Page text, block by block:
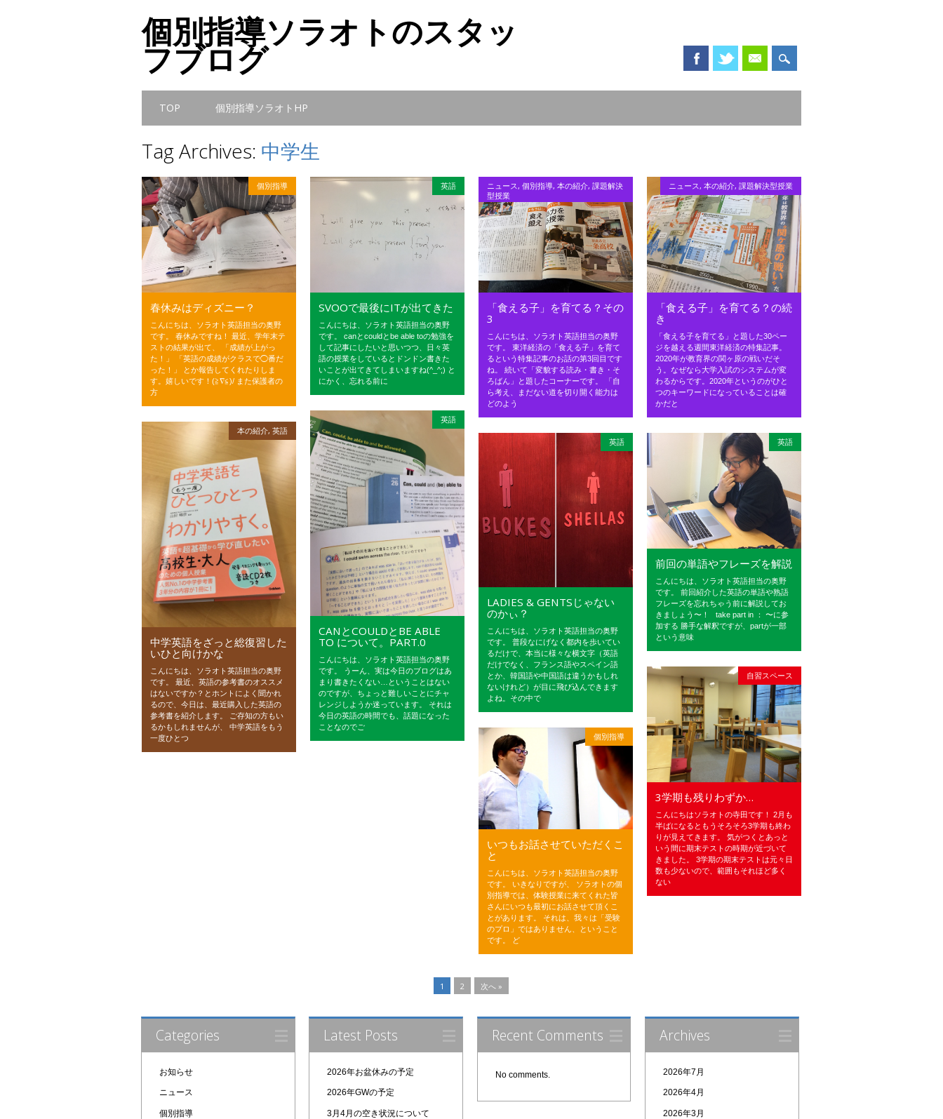
個別指導ソラオトのスタッ
フブログ
Main menu
TOP 個別指導ソラオトHP
Tag Archives: 中学生
個別指導
春休みはディズニー？
こんにちは、ソラオト英語担当の奥野
です。 春休みですね！ 最近、学年末テ
ストの結果が出て、 「成績が上がっ
た！」 「英語の成績がクラスで◯番だ
った！」 とか報告してくれたりしま
す。嬉しいです！(≧∇≦)/ また保護者の
方
英語
SVOOで最後にITが出てきた
こんにちは、ソラオト英語担当の奥野
です。 canとcouldとbe able toの勉強を
して記事にしたいと思いつつ、日々英
語の授業をしているとドンドン書きた
いことが出てきてしまいますね(^_^;) と
にかく、忘れる前に
ニュース,個別指導,本の紹介,課題解決
型授業
「食える子」を育てる？その
3
こんにちは、ソラオト英語担当の奥野
です。 東洋経済の「食える子」を育て
るという特集記事のお話の第3回目です
ね。 続いて「変貌する読み・書き・そ
ろばん」と題したコーナーです。 「自
ら考え、まだない道を切り開く能力は
どのよう
ニュース,本の紹介,課題解決型授業
「食える子」を育てる？の続
き
「食える子を育てる」と題した30ペー
ジを越える週間東洋経済の特集記事。
2020年が教育界の関ヶ原の戦いだそ
う。なぜなら大学入試のシステムが変
わるからです。2020年というのがひと
つのキーワードになっていることは確
かだと
英語
CANとCOULDとBE ABLE
TO について。PART.0
こんにちは、ソラオト英語担当の奥野
です。 うーん、実は今日のブログはあ
まり書きたくない…ということはない
のですが、ちょっと難しいことにチャ
レンジしようか迷っています。 それは
今日の英語の時間でも、話題になった
ことなのでご
本の紹介,英語
中学英語をざっと総復習した
いひと向けかな
こんにちは、ソラオト英語担当の奥野
です。 最近、英語の参考書のオススメ
はないですか？とホントによく聞かれ
るので、今日は、最近購入した英語の
参考書を紹介します。 ご存知の方もい
るかもしれませんが、 中学英語をもう
一度ひとつ
英語
LADIES & GENTSじゃない
のかぃ？
こんにちは、ソラオト英語担当の奥野
です。 普段なにげなく都内を歩いてい
るだけで、本当に様々な横文字（英語
だけでなく、フランス語やスペイン語
とか、韓国語や中国語は違うかもしれ
ないけれど）が目に飛び込んできます
よね。その中で
英語
前回の単語やフレーズを解説
こんにちは、ソラオト英語担当の奥野
です。 前回紹介した英語の単語や熟語
フレーズを忘れちゃう前に解説してお
きましょう〜！ take part in ： 〜に参
加する 勝手な解釈ですが、partが一部
という意味
自習スペース
3学期も残りわずか…
こんにちはソラオトの寺田です！ 2月も
半ばになるともうそろそろ3学期も終わ
りが見えてきます。 気がつくとあっと
いう間に期末テストの時期が近づいて
きました。 3学期の期末テストは元々日
数も少ないので、範囲もそれほど多く
ない
個別指導
いつもお話させていただくこ
と
こんにちは、ソラオト英語担当の奥野
です。 いきなりですが、 ソラオトの個
別指導では、体験授業に来てくれた皆
さんにいつも最初にお話させて頂くこ
とがあります。 それは、我々は「受験
のプロ」ではありません、ということ
です。 ど
1 2 次へ »
Categories
お知らせ
ニュース
個別指導
Latest Posts
2026年お盆休みの予定
2026年GWの予定
3月4月の空き状況について
Recent Comments
No comments.
Archives
2026年7月
2026年4月
2026年3月